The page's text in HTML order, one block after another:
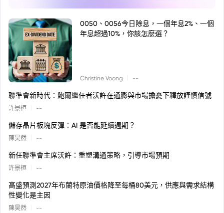
0050、0056今日除息，一個年息2%、一個
年息超過10%，你該怎麼選？
Christine Voong --
聯準會新時代：鮑爾繼任者沃許在通膨與市場擔憂下釋放謹慎信號
許景桓 --
儲存晶片板塊反彈：AI 是否能延續週期？
陳昊然 --
新任聯準會主席沃許：重塑溝通策略，引導市場預期
許景桓 --
高盛預測2027年布蘭特原油價格降至每桶80美元，供應與需求結構
性變化是主因
陳昊然 --